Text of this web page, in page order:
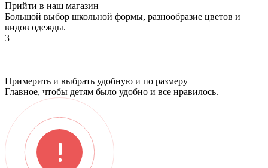
Прийти в наш магазин
Большой выбор школьной формы, разнообразие цветов и
видов одежды.
3
Примерить и выбрать удобную и по размеру
Главное, чтобы детям было удобно и все нравилось.